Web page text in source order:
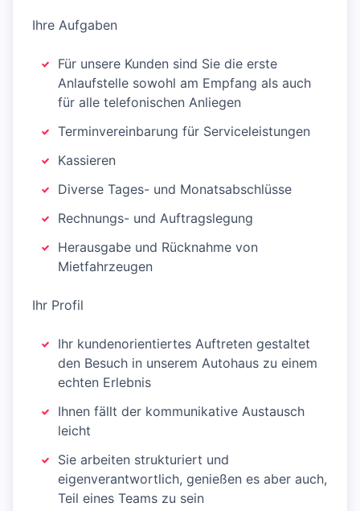
Ihre Aufgaben
Für unsere Kunden sind Sie die erste
Anlaufstelle sowohl am Empfang als auch
für alle telefonischen Anliegen
Terminvereinbarung für Serviceleistungen
Kassieren
Diverse Tages- und Monatsabschlüsse
Rechnungs- und Auftragslegung
Herausgabe und Rücknahme von
Mietfahrzeugen
Ihr Profil
Ihr kundenorientiertes Auftreten gestaltet
den Besuch in unserem Autohaus zu einem
echten Erlebnis
Ihnen fällt der kommunikative Austausch
leicht
Sie arbeiten strukturiert und
eigenverantwortlich, genießen es aber auch,
Teil eines Teams zu sein